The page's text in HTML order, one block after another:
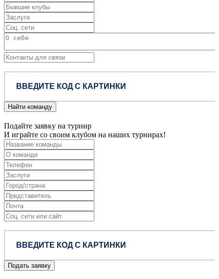
Найти команду
Подайте заявку на турнир
И играйте со своим клубом на наших турнирах!
Подать заявку